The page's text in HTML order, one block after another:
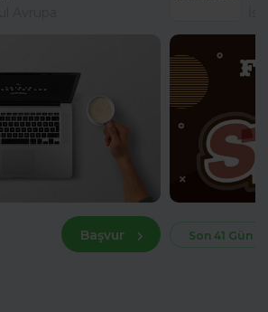
Başvur Son 41 Gün